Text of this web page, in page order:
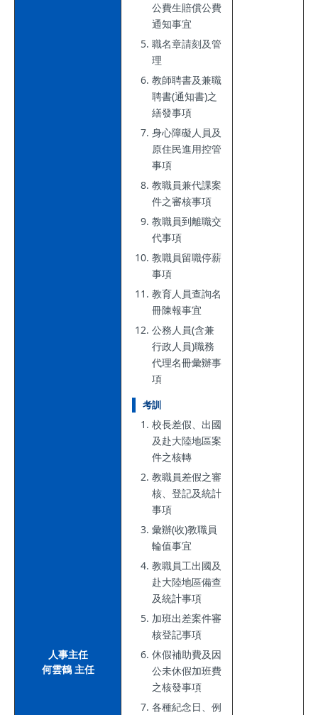
人事主任
何雲鶴 主任
公費生賠償公費
通知事宜
職名章請刻及管
理
教師聘書及兼職
聘書(通知書)之
繕發事項
身心障礙人員及
原住民進用控管
事項
教職員兼代課案
件之審核事項
教職員到離職交
代事項
教職員留職停薪
事項
教育人員查詢名
冊陳報事宜
公務人員(含兼
行政人員)職務
代理名冊彙辦事
項
考訓
校長差假、出國
及赴大陸地區案
件之核轉
教職員差假之審
核、登記及統計
事項
彙辦(收)教職員
輪值事宜
教職員工出國及
赴大陸地區備查
及統計事項
加班出差案件審
核登記事項
休假補助費及因
公未休假加班費
之核發事項
各種紀念日、例